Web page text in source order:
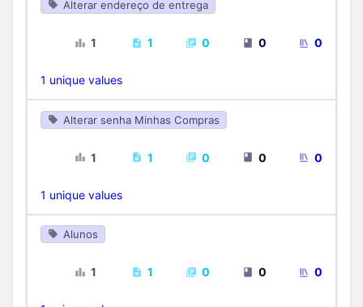
Alterar endereço de entrega
1 1 0 0 0
1 unique values
Alterar senha Minhas Compras
1 1 0 0 0
1 unique values
Alunos
1 1 0 0 0